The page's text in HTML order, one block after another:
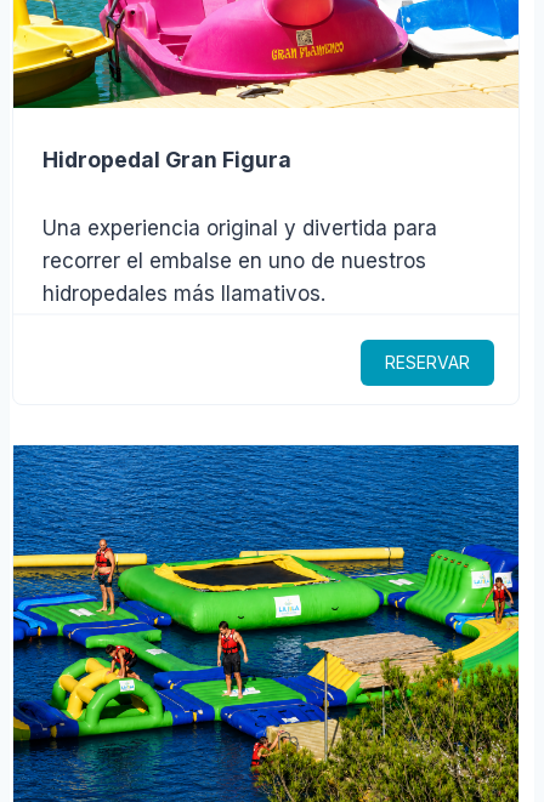
Hidropedal Gran Figura
Una experiencia original y divertida para
recorrer el embalse en uno de nuestros
hidropedales más llamativos.
RESERVAR
$219